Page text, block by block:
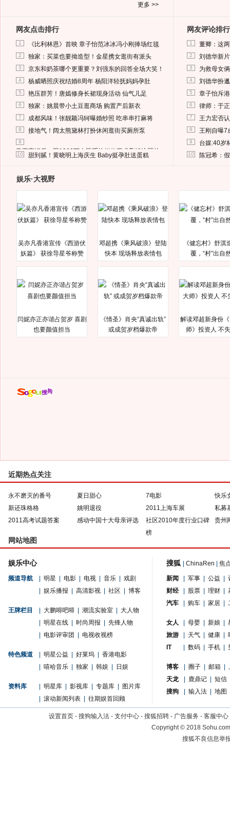
更多 >>
网友点击排行
1 《比利林恩》首映 章子怡范冰冰冯小刚捧场红毯
2 独家：买菜也要拗造型！金星携女逛街有派头
3 京东和奶茶哪个更重要？刘强东的回答全场大笑！
4 杨威晒照庆祝结婚8周年 杨阳洋轻抚妈妈孕肚
5 艳压群芳！唐嫣修身长裙现身活动 仙气儿足
6 独家：姚晨带小土豆逛商场 购置产后新衣
7 成都风味！张靓颖冯轲曝婚纱照 吃串串打麻将
8 接地气！阔太熊黛林打扮休闲逛街买厕所泵
9
马蓉离婚后，砸1000万人民币给媒体要求删掉这照片
10 甜到腻！黄晓明上海庆生 Baby挺孕肚送蛋糕
网友评论排行
1 董卿：这
2 刘德华新
3 为救母女
4 刘德华扮
5 章子怡斥
6 律师：于
7 王力宏否
8 王刚自曝7
9 台媒:40岁
10 陈冠希：
娱乐·大视野
吴亦凡香港宣传《西游伏
妖篇》 获徐导星爷称赞
邓超携《乘风破浪》登陆
快本 现场释放表情包
《健忘村》舒淇
覆，“村”出自
闫妮亦正亦谐占贺岁 喜剧
也要颜值担当
《情圣》肖央“真诚出轨”
或成贺岁档爆款帝
解读邓超新身份
师》投资人 不
近期热点关注
永不磨灭的番号 夏日甜心 7电影
快乐
新还珠格格
姚明退役 2011上海车展
私募
2011高考试题答案
感动中国十大母亲评选
社区2010年度行业口碑
榜
贵州
网站地图
娱乐中心
频道导航 明星 电影 电视 音乐
戏剧
娱乐播报 高清影视 社区 博客
王牌栏目 大鹏嘚吧嘚 潮流实验室
大人物
明星在线 时尚周报
先锋人物
电影评审团 电视收视榜
特色频道 明星公益 好莱坞
香港电影
嘻哈音乐 独家 韩娱 日娱
资料库 明星库 影视库 专题库
图片库
滚动新闻列表 往期娱首回顾
搜狐 ChinaRen 焦
新闻 军事 公益
财经
股票 理财
汽车
购车 家居
女人 母婴 新娘
旅游
天气 健康
IT
数码 手机
博客 圈子 邮箱
天龙
鹿鼎记
短信
搜狗
输入法 地图
设置首页 - 搜狗输入法 - 支付中心 - 搜狐招聘 - 广告服务 - 客服中心
Copyright©2018
搜狐不良信息举